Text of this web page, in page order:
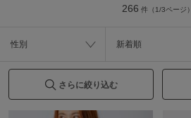
266 件（1/3ページ）
性別 新着順
さらに絞り込む